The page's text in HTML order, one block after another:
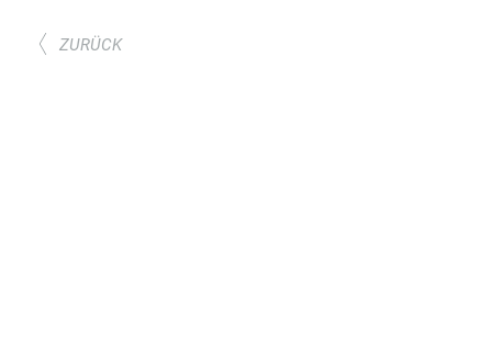
ZURÜCK